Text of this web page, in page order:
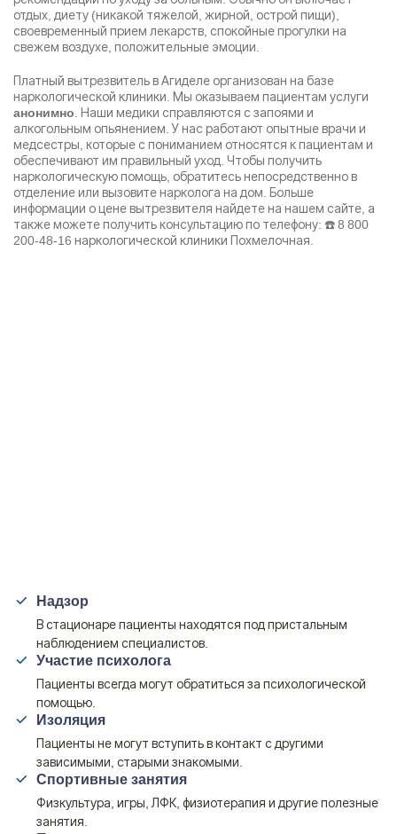
отдых, диету (никакой тяжелой, жирной, острой пищи),
своевременный прием лекарств, спокойные прогулки на
свежем воздухе, положительные эмоции.
Платный вытрезвитель в Агиделе организован на базе
наркологической клиники. Мы оказываем пациентам услуги
анонимно . Наши медики справляются с запоями и
алкогольным опьянением. У нас работают опытные врачи и
медсестры, которые с пониманием относятся к пациентам и
обеспечивают им правильный уход. Чтобы получить
наркологическую помощь, обратитесь непосредственно в
отделение или вызовите нарколога на дом. Больше
информации о цене вытрезвителя найдете на нашем сайте, а
также можете получить консультацию по телефону: ☎️8 800
200-48-16 наркологической клиники Похмелочная.
Надзор
В стационаре пациенты находятся под пристальным
наблюдением специалистов.
Участие психолога
Пациенты всегда могут обратиться за психологической
помощью.
Изоляция
Пациенты не могут вступить в контакт с другими
зависимыми, старыми знакомыми.
Спортивные занятия
Физкультура, игры, ЛФК, физиотерапия и другие полезные
занятия.